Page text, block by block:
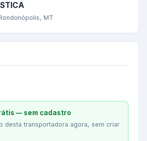
MT
— sem cadastro
desta transportadora agora, sem criar